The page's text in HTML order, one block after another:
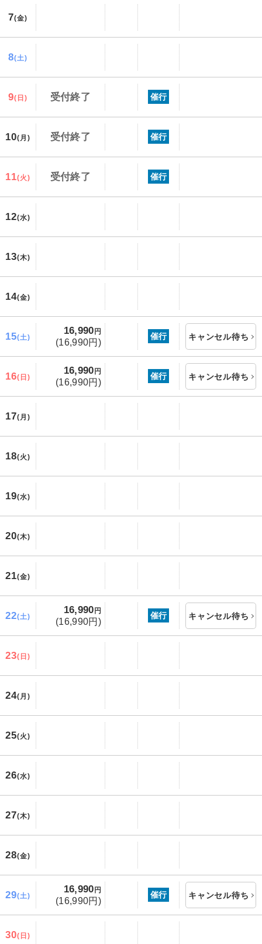
7(金)
8(土)
9(日) 受付終了 催行
10(月) 受付終了 催行
11(火) 受付終了 催行
12(水)
13(木)
14(金)
15(土)
16,990 円
(16,990円)
催行 キャンセル待ち
16(日)
16,990 円
(16,990円)
催行 キャンセル待ち
17(月)
18(火)
19(水)
20(木)
21(金)
22(土)
16,990 円
(16,990円)
催行 キャンセル待ち
23(日)
24(月)
25(火)
26(水)
27(木)
28(金)
29(土)
16,990 円
(16,990円)
催行 キャンセル待ち
30(日)